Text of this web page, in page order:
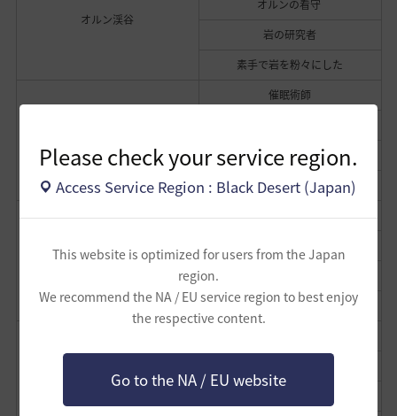
Please check your service region.
Access Service Region : Black Desert (Japan)
This website is optimized for users from the Japan
region.
We recommend the NA / EU service region to best enjoy
the respective content.
Go to the NA / EU website
オルン渓谷
オルンの看守
岩の研究者
素手で岩を粉々にした
催眠術師
アヒブの死神
迷路監獄の設計者
灰色の森
鎖の破壊者
灰色の森の画家
石像
星の墓場